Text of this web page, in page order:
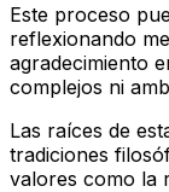
Este proceso
reflexionando
agradecimiento
complejos ni
Las raíces de
tradiciones
valores como la